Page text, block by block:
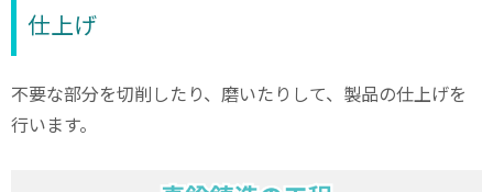
仕上げ
不要な部分を切削したり、磨いたりして、製品の仕上げを
行います。